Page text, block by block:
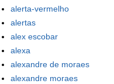
alerta-vermelho
alertas
alex escobar
alexa
alexandre de moraes
alexandre moraes